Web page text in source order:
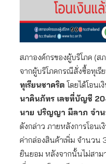
สภาองค์กรของผู้บริโภค (สภ
จากผู้บริโภคกรณีสั่งซื้อทุเรี
ทุเรียนชาคริต โดยได้โอนเ
นาคินภัทร เลขที่บัญชี
นาย ปริญญา มีลาภ จำน
ดังกล่าว ภายหลังการโอนเ
ค่ากล่องสินค้าเพิ่ม จำนวน
ยินยอม หลังจากนั้นไม่สาม